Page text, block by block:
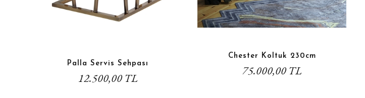
Palla Servis Sehpası
12.500,00 TL
Chester Koltuk 230cm
75.000,00 TL